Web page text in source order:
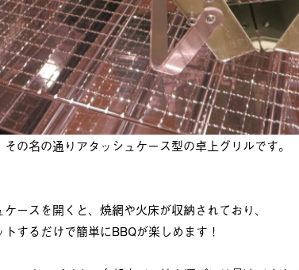
その名の通りアタッシュケース型の卓上グリルです。
ースを開くと、焼網や火床が収納されており、
トするだけで簡単にBBQが楽しめます！